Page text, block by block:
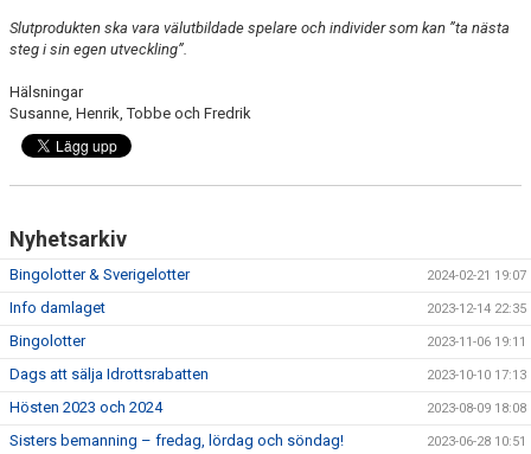
Slutprodukten ska vara välutbildade spelare och individer som kan ”ta nästa
steg i sin egen utveckling”.
Hälsningar
Susanne, Henrik, Tobbe och Fredrik
Nyhetsarkiv
Bingolotter & Sverigelotter 2024-02-21 19:07
Info damlaget 2023-12-14 22:35
Bingolotter 2023-11-06 19:11
Dags att sälja Idrottsrabatten 2023-10-10 17:13
Hösten 2023 och 2024 2023-08-09 18:08
Sisters bemanning – fredag, lördag och söndag! 2023-06-28 10:51